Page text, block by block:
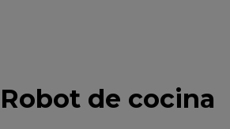
Robot de cocina